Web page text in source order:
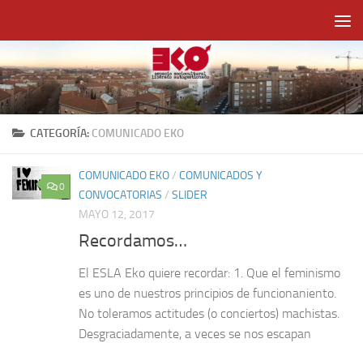
CATEGORÍA: COMUNICADO EKO
0
COMUNICADO EKO/ COMUNICADOS Y
CONVOCATORIAS / SLIDER
MAYO 12, 2017
Recordamos…
El ESLA Eko quiere recordar: 1. Que el feminismo
es uno de nuestros principios de funcionaniento.
No toleramos actitudes (o conciertos) machistas.
Desgraciadamente, a veces se nos escapan